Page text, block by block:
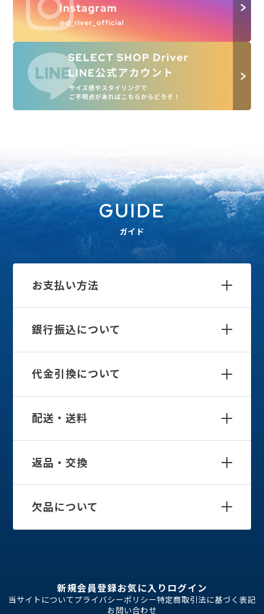
GUIDE
ガイド
お支払い方法
銀行振込について
代金引換について
配送・送料
返品・交換
欠品について
新規会員登録お気に入り ログイン
当サイトについてプライバシーポリシー特定商取引法に基づく表記
お問い合わせ